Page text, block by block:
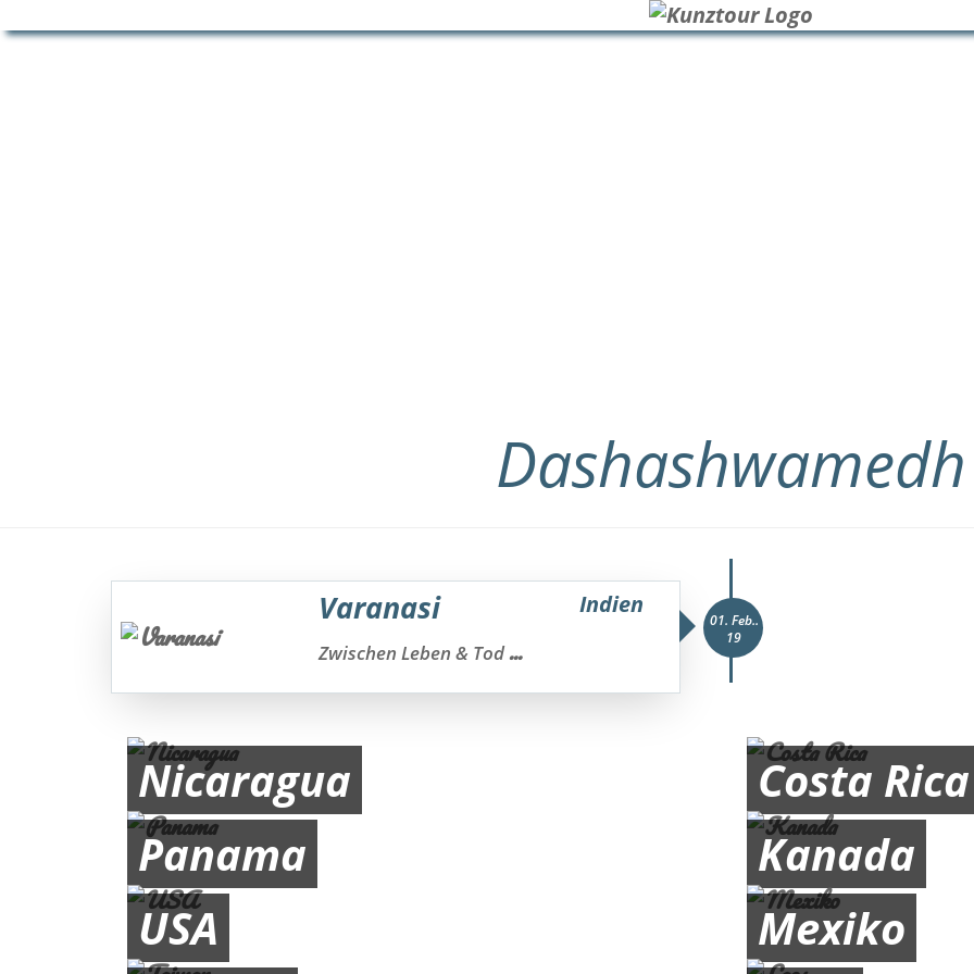
Dashashwamedh
01. Feb..
19
Varanasi Indien
Zwischen Leben & Tod...
Nicaragua
Costa Rica
Panama
Kanada
USA
Mexiko